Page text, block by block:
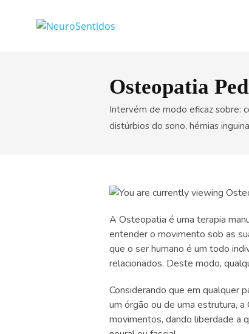
Osteopatia
Intervém de modo eficaz sobre:
distúrbios do sono, hérnias
A Osteopatia é uma terapia
entender o movimento sob as
que o ser humano é um todo
relacionados. Deste modo,
Considerando que em qualquer
um órgão ou de uma estrutura,
movimentos, dando liberdade a